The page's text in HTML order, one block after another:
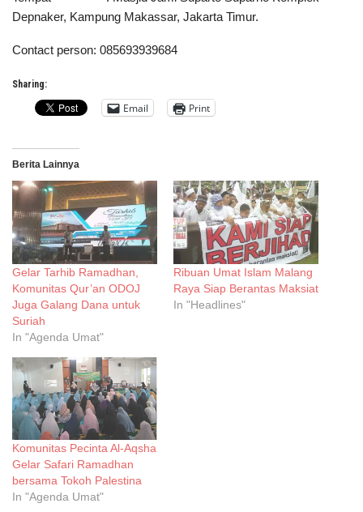
Depnaker, Kampung Makassar, Jakarta Timur.
Contact person: 085693939684
Sharing:
Email Print
Berita Lainnya
Gelar Tarhib Ramadhan,
Komunitas Qur’an ODOJ
Juga Galang Dana untuk
Suriah
In "Agenda Umat"
Ribuan Umat Islam Malang
Raya Siap Berantas Maksiat
In "Headlines"
Komunitas Pecinta Al-Aqsha
Gelar Safari Ramadhan
bersama Tokoh Palestina
In "Agenda Umat"